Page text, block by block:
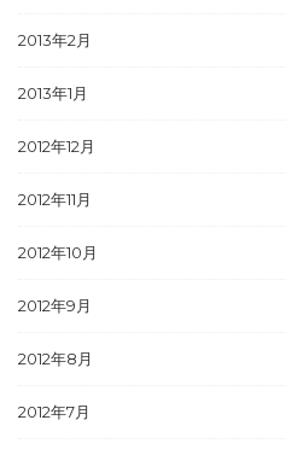
2013年2月
2013年1月
2012年12月
2012年11月
2012年10月
2012年9月
2012年8月
2012年7月